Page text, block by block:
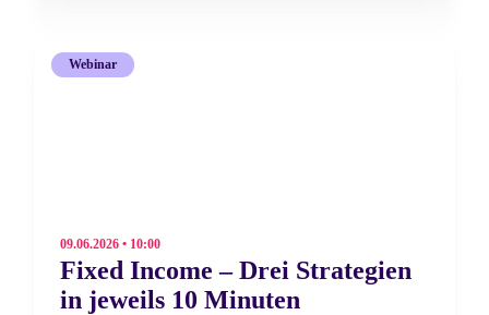
Webinar
09.06.2026 • 10:00
Fixed Income – Drei Strategien
in jeweils 10 Minuten